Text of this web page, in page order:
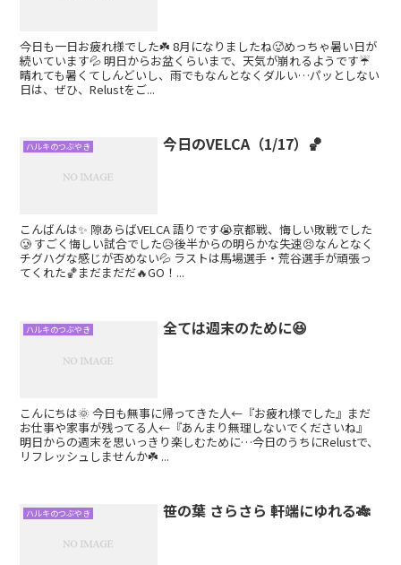
今日も一日お疲れ様でした☘️ 8月になりましたね🥵めっちゃ暑い日が
続いています💦 明日からお盆くらいまで、天気が崩れるようです☔
晴れても暑くてしんどいし、雨でもなんとなくダルい…パッとしない
日は、ぜひ、Relustをご...
ハルキのつぶやき 今日のVELCA（1/17）🏀
こんばんは✨ 隙あらばVELCA 語りです😭京都戦、悔しい敗戦でした
🥲 すごく悔しい試合でした😥後半からの明らかな失速😣なんとなく
チグハグな感じが否めない💦 ラストは馬場選手・荒谷選手が頑張っ
てくれた🏀まだまだだ🔥GO！...
ハルキのつぶやき 全ては週末のために😆
こんにちは🌞 今日も無事に帰ってきた人←『お疲れ様でした』まだ
お仕事や家事が残ってる人←『あんまり無理しないでくださいね』
明日からの週末を思いっきり楽しむために…今日のうちにRelustで、
リフレッシュしませんか☘️ ...
ハルキのつぶやき 笹の葉 さらさら 軒端にゆれる🎋